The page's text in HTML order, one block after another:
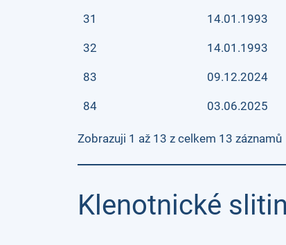
31 14.01.1993
32 14.01.1993
83 09.12.2024
84 03.06.2025
Zobrazuji 1 až 13 z celkem 13 záznamů
Klenotnické